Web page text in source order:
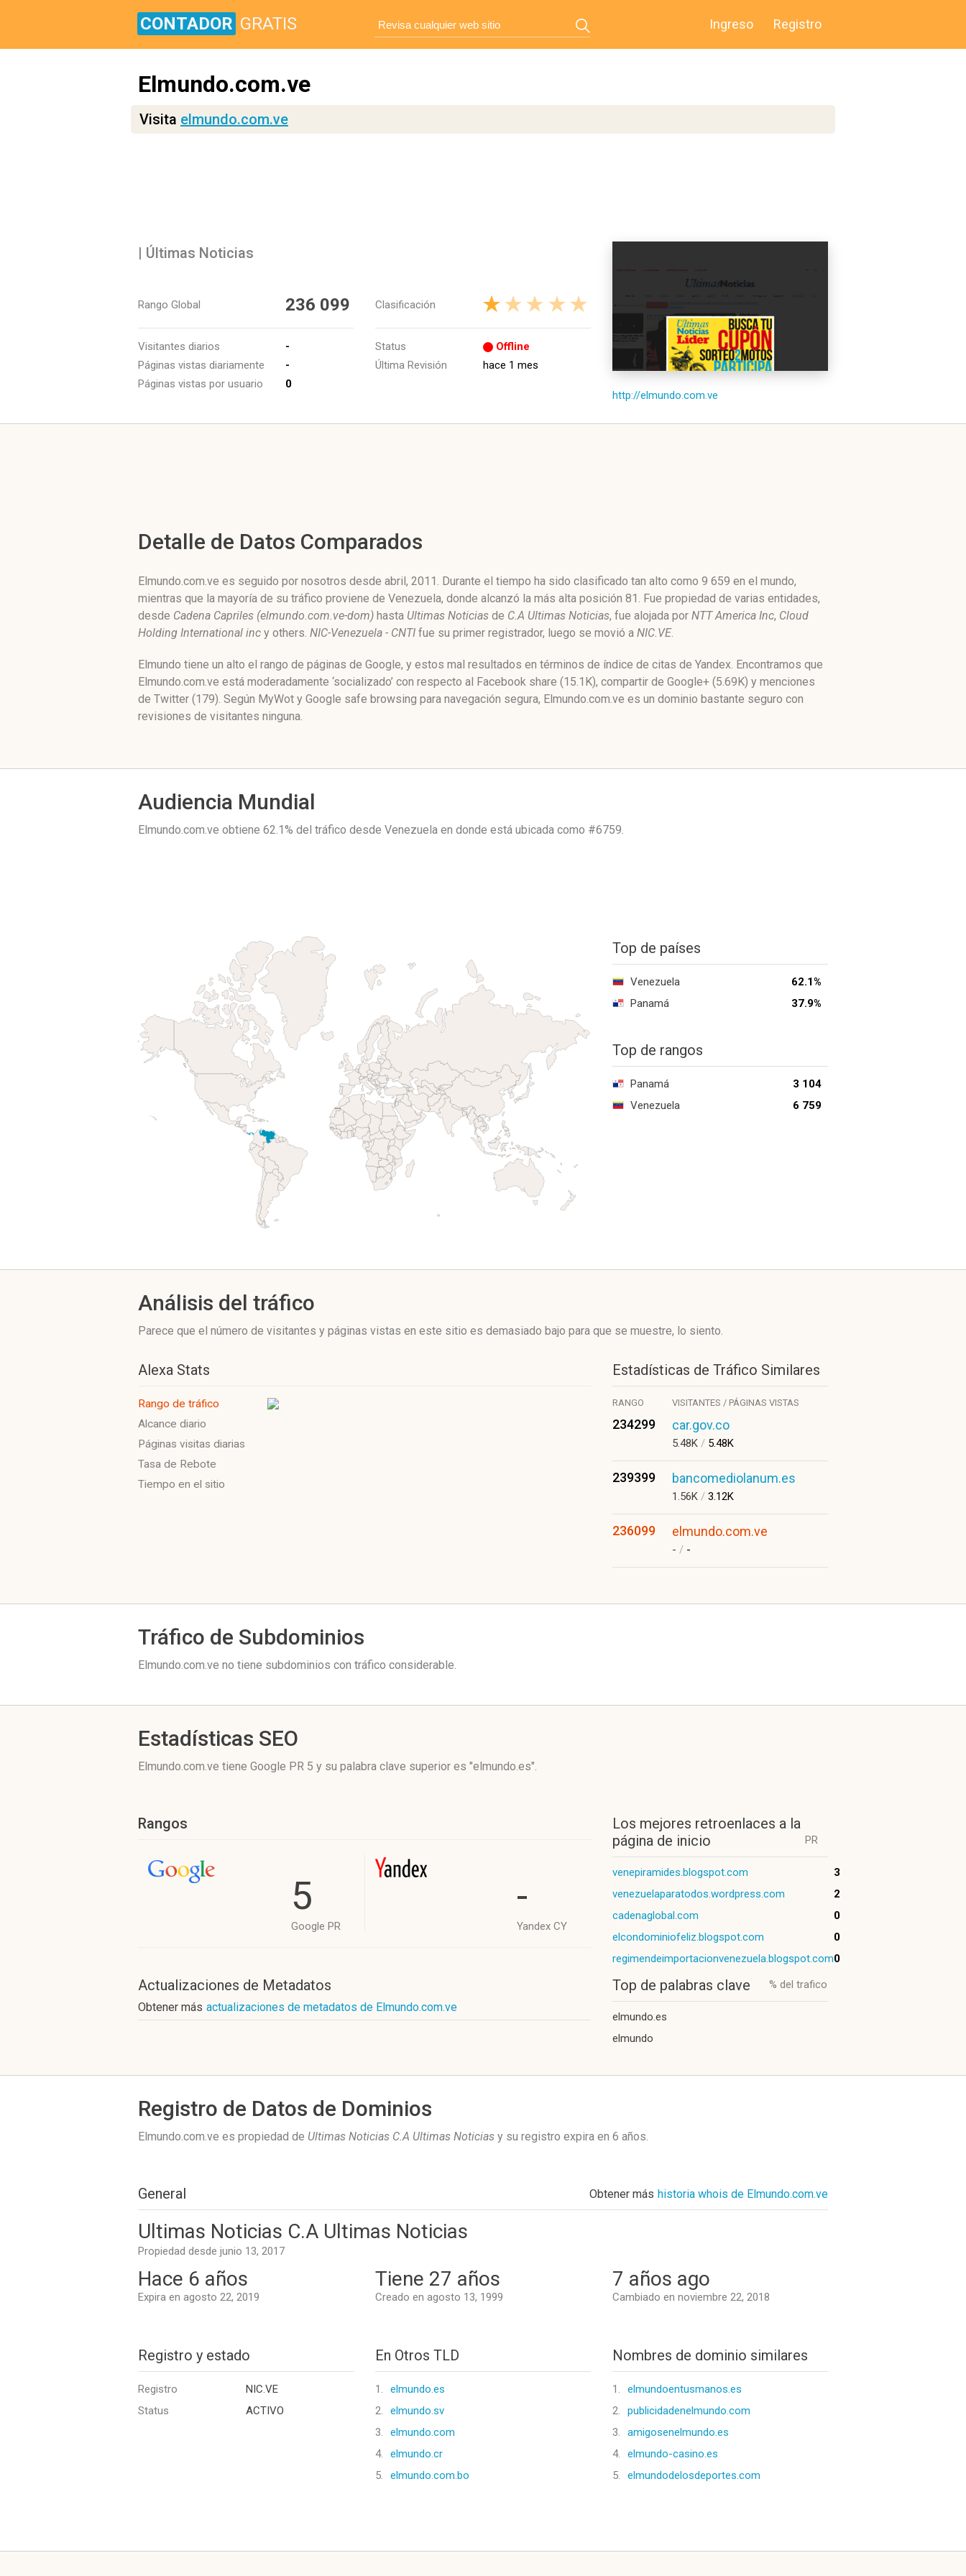
CONTADOR GRATIS Ingreso Registro
Elmundo.com.ve
Visita elmundo.com.ve
| Últimas Noticias
Rango Global 236 099
Visitantes diarios
-
Páginas vistas diariamente
-
Páginas vistas por usuario
0
Clasificación
Status
Offline
Última Revisión
hace 1 mes
http://elmundo.com.ve
Detalle de Datos Comparados
Elmundo.com.ve es seguido por nosotros desde abril, 2011. Durante el tiempo ha sido clasificado tan alto como 9 659 en el mundo,
mientras que la mayoría de su tráfico proviene de Venezuela, donde alcanzó la más alta posición 81. Fue propiedad de varias entidades,
desde Cadena Capriles (elmundo.com.ve-dom) hasta Ultimas Noticias de C.A Ultimas Noticias, fue alojada por NTT America Inc, Cloud
Holding International inc y others. NIC-Venezuela - CNTI fue su primer registrador, luego se movió a NIC.VE.
Elmundo tiene un alto el rango de páginas de Google, y estos mal resultados en términos de índice de citas de Yandex. Encontramos que
Elmundo.com.ve está moderadamente ‘socializado’ con respecto al Facebook share (15.1K), compartir de Google+ (5.69K) y menciones
de Twitter (179). Según MyWot y Google safe browsing para navegación segura, Elmundo.com.ve es un dominio bastante seguro con
revisiones de visitantes ninguna.
Audiencia Mundial
Elmundo.com.ve obtiene 62.1% del tráfico desde Venezuela en donde está ubicada como #6759.
Top de países
Venezuela
62.1%
Panamá
37.9%
Top de rangos
Panamá
3 104
Venezuela
6 759
Análisis del tráfico
Parece que el número de visitantes y páginas vistas en este sitio es demasiado bajo para que se muestre, lo siento.
Alexa Stats
Rango de tráfico
Alcance diario
Páginas visitas diarias
Tasa de Rebote
Tiempo en el sitio
Estadísticas de Tráfico Similares
RANGO VISITANTES / PÁGINAS VISTAS
234299 car.gov.co
5.48K / 5.48K
239399 bancomediolanum.es
1.56K / 3.12K
236099 elmundo.com.ve
- / -
Tráfico de Subdominios
Elmundo.com.ve no tiene subdominios con tráfico considerable.
Estadísticas SEO
Elmundo.com.ve tiene Google PR 5 y su palabra clave superior es "elmundo.es".
Rangos
5
Google PR
-
Yandex CY
Actualizaciones de Metadatos
Obtener más actualizaciones de metadatos de Elmundo.com.ve
Los mejores retroenlaces a la
página de inicio
PR
venepiramides.blogspot.com
3
venezuelaparatodos.wordpress.com
2
cadenaglobal.com
0
elcondominiofeliz.blogspot.com
0
regimendeimportacionvenezuela.blogspot.com0
Top de palabras clave % del trafico
elmundo.es
elmundo
Registro de Datos de Dominios
Elmundo.com.ve es propiedad de Ultimas Noticias C.A Ultimas Noticias y su registro expira en 6 años.
General Obtener más historia whois de Elmundo.com.ve
Ultimas Noticias C.A Ultimas Noticias
Propiedad desde junio 13, 2017
Hace 6 años
Expira en agosto 22, 2019
Tiene 27 años
Creado en agosto 13, 1999
7 años ago
Cambiado en noviembre 22, 2018
Registro y estado
Registro
NIC.VE
Status
ACTIVO
En Otros TLD
1.
elmundo.es
2.
elmundo.sv
3.
elmundo.com
4.
elmundo.cr
5.
elmundo.com.bo
Nombres de dominio similares
1.
elmundoentusmanos.es
2.
publicidadenelmundo.com
3.
amigosenelmundo.es
4.
elmundo-casino.es
5.
elmundodelosdeportes.com